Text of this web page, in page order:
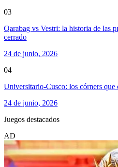
03
Qarabag vs Vestri: la historia de las
cerrado
24 de junio, 2026
04
Universitario-Cusco: los córners que
24 de junio, 2026
Juegos destacados
AD